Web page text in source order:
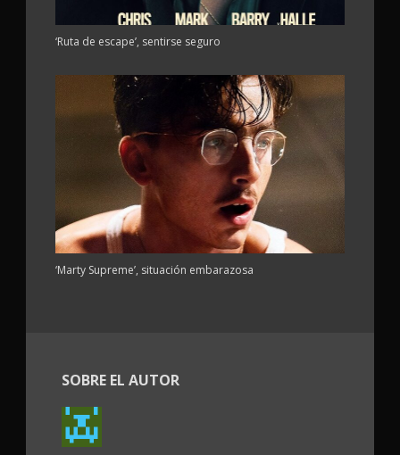
‘Ruta de escape’, sentirse seguro
‘Marty Supreme’, situación embarazosa
SOBRE EL AUTOR